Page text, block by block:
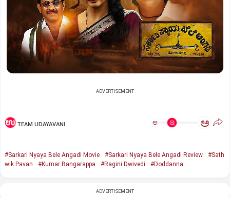
ADVERTISEMENT
TEAM UDAYAVANI ಅ ಅ
#Sarkari Nyaya Bele Angadi Movie #Sarkari Nyaya Bele Angadi Review
#Sath
wik Pavan
#Kumar Bangarappa #Ragini Dwivedi #Doddanna
ADVERTISEMENT